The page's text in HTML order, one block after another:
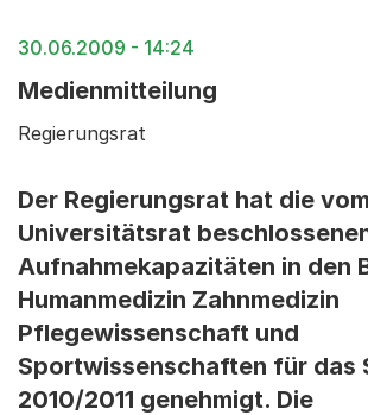
30.06.2009 - 14:24
Medienmitteilung
Regierungsrat
Der Regierungsrat hat die vom
Universitätsrat
Aufnahmekapazitäten in den
Humanmedizin Zahnmedizin
Pflegewissenschaft und
Sportwissenschaften für das
2010/2011 genehmigt. Die